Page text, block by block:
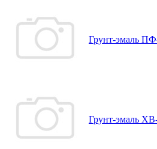
Грунт-эмаль
Грунт-эмаль